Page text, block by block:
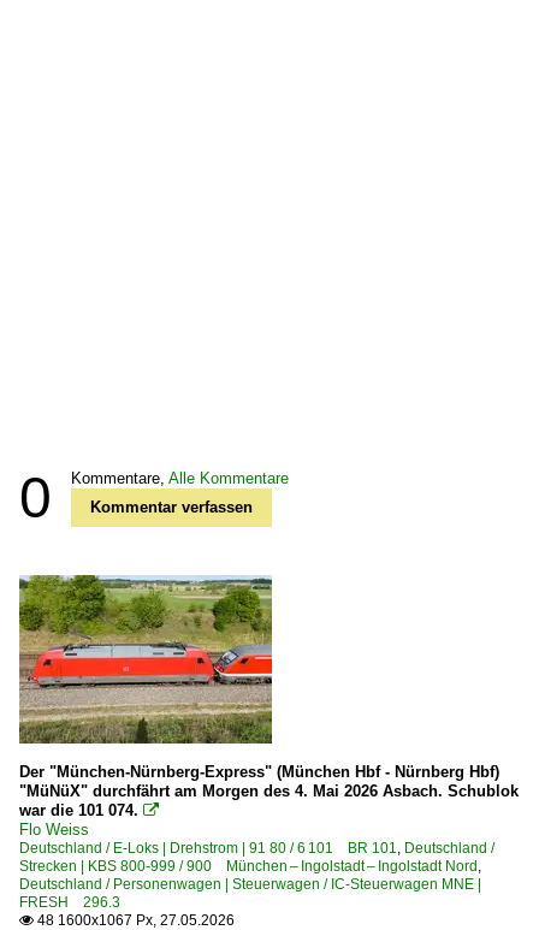
0 Kommentare, Alle Kommentare
Kommentar verfassen
Der "München-Nürnberg-Express" (München Hbf - Nürnberg Hbf)
"MüNüX" durchfährt am Morgen des 4. Mai 2026 Asbach. Schublok
war die 101 074. 
Flo Weiss
Deutschland / E-Loks | Drehstrom | 91 80 / 6 101 BR 101, Deutschland /
Strecken | KBS 800-999 / 900 München – Ingolstadt – Ingolstadt Nord,
Deutschland / Personenwagen | Steuerwagen / IC-Steuerwagen MNE |
FRESH 296.3
 48 1600x1067 Px, 27.05.2026